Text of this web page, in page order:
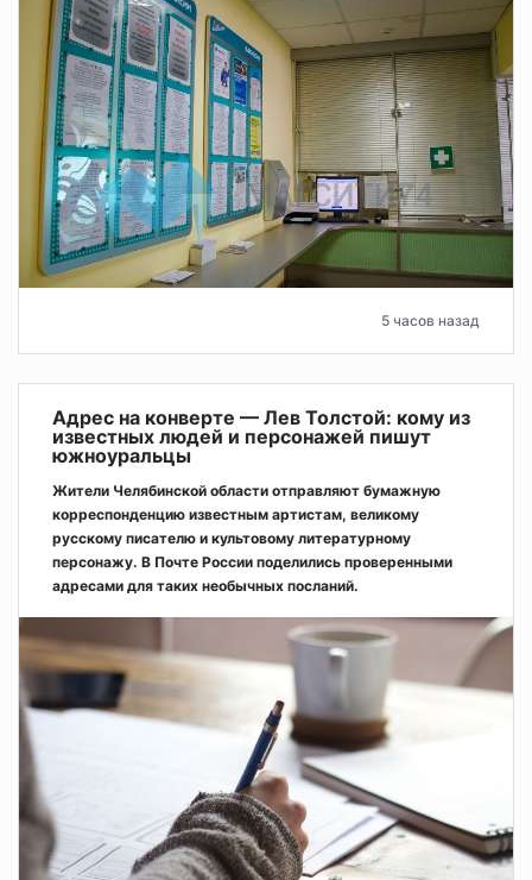
5 часов назад
Адрес на конверте — Лев Толстой: кому из
известных людей и персонажей пишут
южноуральцы
Жители Челябинской области отправляют бумажную
корреспонденцию известным артистам, великому
русскому писателю и культовому литературному
персонажу. В Почте России поделились проверенными
адресами для таких необычных посланий.